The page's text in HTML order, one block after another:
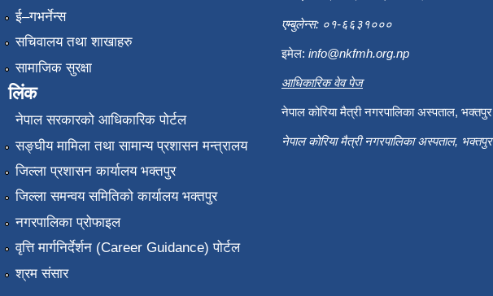
ई–गभर्नेन्स
सचिवालय तथा शाखाहरु
सामाजिक सुरक्षा
लिंक
नेपाल सरकारको आधिकारिक पोर्टल
सङ्‍घीय मामिला तथा सामान्य प्रशासन मन्त्रालय
जिल्ला प्रशासन कार्यालय भक्तपुर
जिल्ला समन्वय समितिको कार्यालय भक्तपुर
नगरपालिका प्रोफाइल
वृत्ति मार्गनिर्देर्शन (Career Guidance) पोर्टल
श्रम संसार
एम्बुलेन्स: ०१-६६३१०००
इमेल: info@nkfmh.org.np
आधिकारिक वेव पेज
नेपाल कोरिया मैत्री नगरपालिका अस्पताल, भक्तपुर
नेपाल कोरिया मैत्री नगरपालिका अस्पताल, भक्तपुर